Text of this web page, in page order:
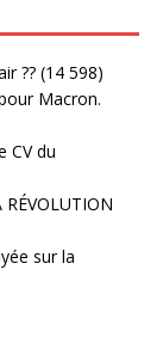
?? (14 598)
Macron.
CV du
RÉVOLUTION
sur la